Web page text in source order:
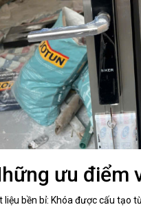
ưu điểm
liệu bền bỉ: Khóa được cấu tạo